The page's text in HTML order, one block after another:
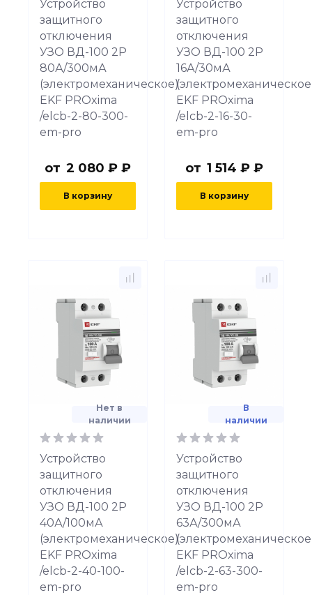
Устройство
защитного
отключения
УЗО ВД-100 2P
80А/300мА
(электромеханическое)
EKF PROxima
/elcb-2-80-300-
em-pro
от 2 080 ₽ ₽
В корзину
Устройство
защитного
отключения
УЗО ВД-100 2P
16А/30мА
EKF PROxima
/elcb-2-16-30-
em-pro
от 1 514 ₽ ₽
В корзину
Нет в
наличии
Устройство
защитного
отключения
УЗО ВД-100 2P
40А/100мА
(электромеханическое)
EKF PROxima
/elcb-2-40-100-
em-pro
В
наличии
Устройство
защитного
отключения
УЗО ВД-100 2P
63А/300мА
EKF PROxima
/elcb-2-63-300-
em-pro